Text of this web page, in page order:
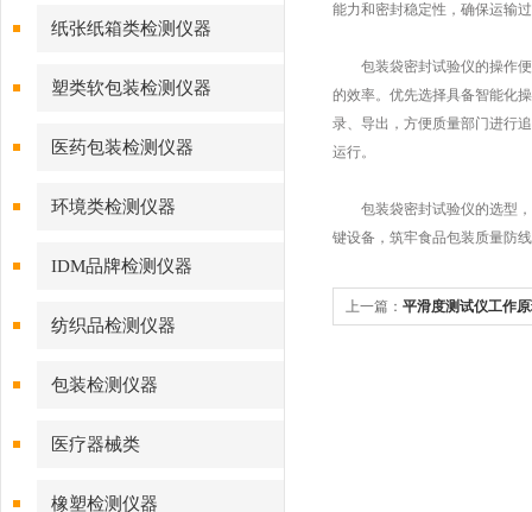
纸张纸箱类检测仪器
塑类软包装检测仪器
医药包装检测仪器
环境类检测仪器
IDM品牌检测仪器
纺织品检测仪器
包装检测仪器
医疗器械类
橡塑检测仪器
能力和密封稳定性，确保运输
包装袋密封试验仪的操作便
的效率。优先选择具备智能化
录、导出，方便质量部门进行
运行。
包装袋密封试验仪的选型，
键设备，筑牢食品包装质量防
上一篇： 平滑度测试仪工作